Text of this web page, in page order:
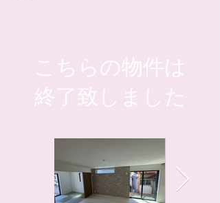
こちらの物件は
​終了致しました